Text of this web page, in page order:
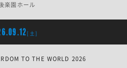
楽園ホール
[土]
TO THE WORLD 2026